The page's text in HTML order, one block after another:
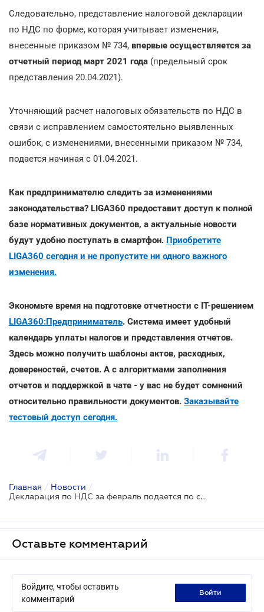
Следовательно, представление налоговой декларации
по НДС по форме, которая учитывает изменения,
внесенные приказом № 734, впервые осуществляется за
отчетный период март 2021 года (предельный срок
представления 20.04.2021).
Уточняющий расчет налоговых обязательств по НДС в
связи с исправлением самостоятельно выявленных
ошибок, с изменениями, внесенными приказом № 734,
подается начиная с 01.04.2021.
Как предпринимателю следить за изменениями
законодательства? LIGA360 предоставит доступ к полной
базе нормативных документов, а актуальные новости
будут удобно поступать в смартфон. Приобретите
LIGA360 сегодня и не пропустите ни одного важного
изменения.
Экономьте время на подготовке отчетности с IT-решением
LIGA360:Предприниматель. Система имеет удобный
календарь уплаты налогов и представления отчетов.
Здесь можно получить шаблоны актов, расходных,
довереностей, счетов. А с алгоритмами заполнения
отчетов и поддержкой в чате - у вас не будет сомнений
относительно правильности документов. Заказывайте
тестовый доступ сегодня.
Главная / Новости /
Декларация по НДС за февраль подается по старой форме
Оставьте комментарий
Войдите, чтобы оставить
комментарий
войти